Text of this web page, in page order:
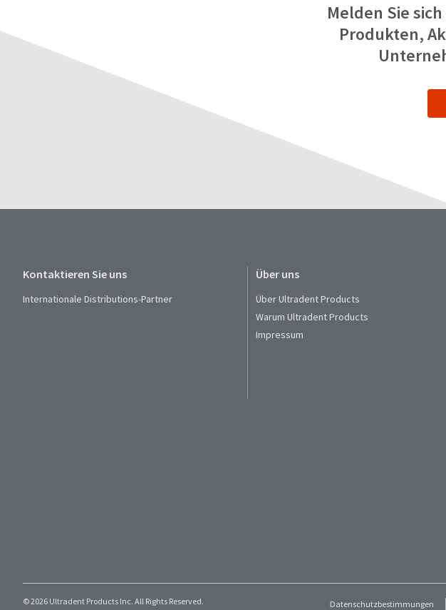
Melden Sie
Produkten,
Kontaktieren Sie uns
Internationale Distributions-Partner
Über uns
Über Ultradent Products
Warum Ultradent Products
Impressum
© 2026 Ultradent Products Inc. All Rights Reserved. Datenschutzbestimmungen